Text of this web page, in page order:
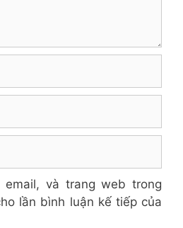
và trang web trong
lần bình luận kế tiếp của